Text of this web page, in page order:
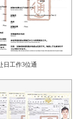
日工作3位通